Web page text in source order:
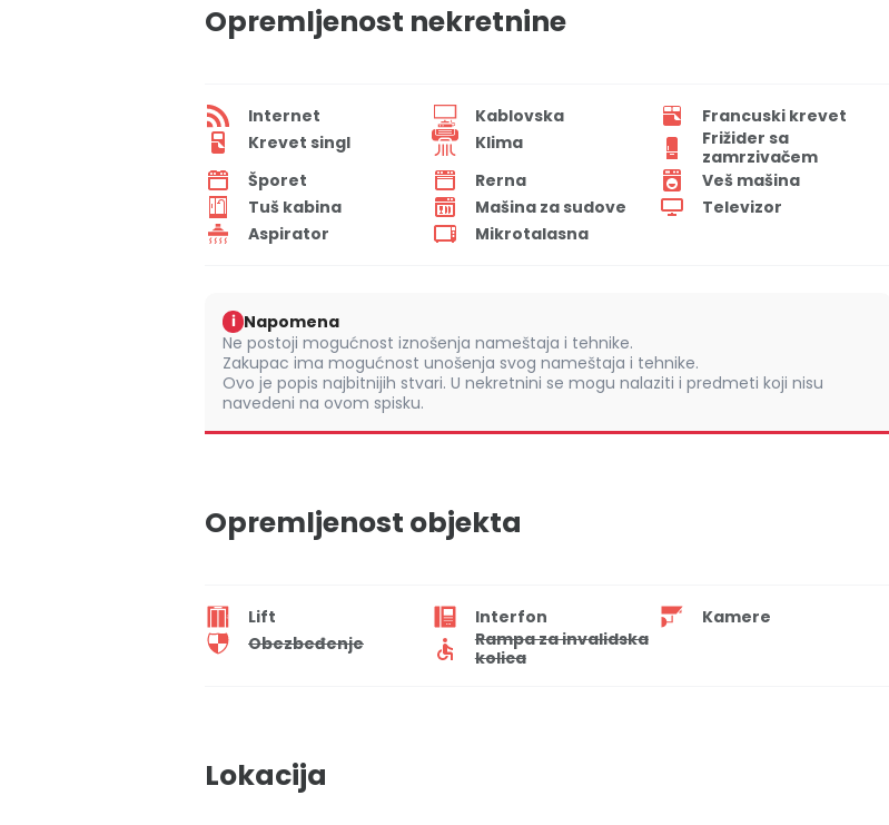
Opremljenost nekretnine
Internet Kablovska
Francuski krevet
Krevet singl
Klima
Frižider sa
zamrzivačem
Šporet
Rerna
Veš mašina
Tuš kabina
Mašina za sudove
Televizor
Aspirator
Mikrotalasna
i Napomena
Ne postoji mogućnost iznošenja nameštaja i tehnike.
Zakupac ima mogućnost unošenja svog nameštaja i tehnike.
Ovo je popis najbitnijih stvari. U nekretnini se mogu nalaziti i predmeti koji nisu
navedeni na ovom spisku.
Opremljenost objekta
Lift Interfon
Kamere
Obezbeđenje
Rampa za invalidska
kolica
Lokacija